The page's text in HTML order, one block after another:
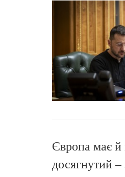
Європа має й
досягнутий